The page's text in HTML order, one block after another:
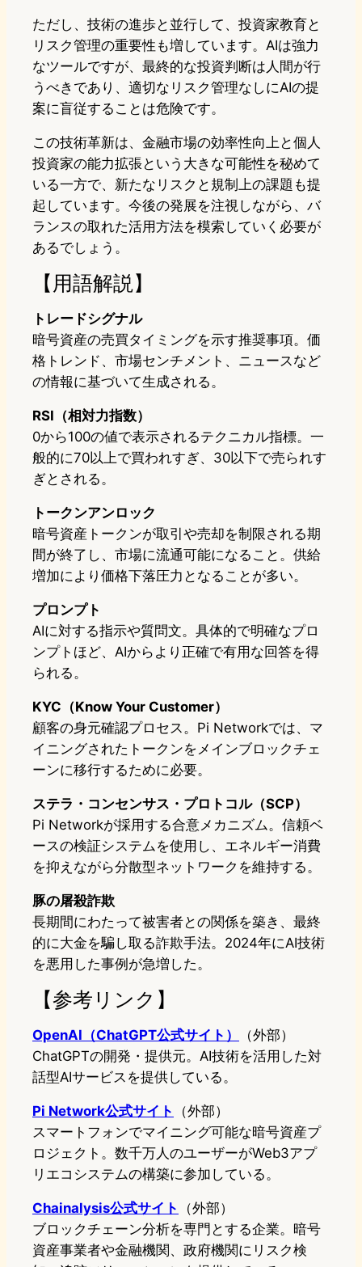
ただし、技術の進歩と並行して、投資家教育と
リスク管理の重要性も増しています。AIは強力
なツールですが、最終的な投資判断は人間が行
うべきであり、適切なリスク管理なしにAIの提
案に盲従することは危険です。
この技術革新は、金融市場の効率性向上と個人
投資家の能力拡張という大きな可能性を秘めて
いる一方で、新たなリスクと規制上の課題も提
起しています。今後の発展を注視しながら、バ
ランスの取れた活用方法を模索していく必要が
あるでしょう。
【用語解説】
トレードシグナル
暗号資産の売買タイミングを示す推奨事項。価
格トレンド、市場センチメント、ニュースなど
の情報に基づいて生成される。
RSI（相対力指数）
0から100の値で表示されるテクニカル指標。一
般的に70以上で買われすぎ、30以下で売られす
ぎとされる。
トークンアンロック
暗号資産トークンが取引や売却を制限される期
間が終了し、市場に流通可能になること。供給
増加により価格下落圧力となることが多い。
プロンプト
AIに対する指示や質問文。具体的で明確なプロ
ンプトほど、AIからより正確で有用な回答を得
られる。
KYC（Know Your Customer）
顧客の身元確認プロセス。Pi Networkでは、マ
イニングされたトークンをメインブロックチェ
ーンに移行するために必要。
ステラ・コンセンサス・プロトコル（SCP）
Pi Networkが採用する合意メカニズム。信頼ベ
ースの検証システムを使用し、エネルギー消費
を抑えながら分散型ネットワークを維持する。
豚の屠殺詐欺
長期間にわたって被害者との関係を築き、最終
的に大金を騙し取る詐欺手法。2024年にAI技術
を悪用した事例が急増した。
【参考リンク】
OpenAI（ChatGPT公式サイト）
（外部）
ChatGPTの開発・提供元。AI技術を活用した対
話型AIサービスを提供している。
Pi Network公式サイト
（外部）
スマートフォンでマイニング可能な暗号資産プ
ロジェクト。数千万人のユーザーがWeb3アプ
リエコシステムの構築に参加している。
Chainalysis公式サイト
（外部）
ブロックチェーン分析を専門とする企業。暗号
資産事業者や金融機関、政府機関にリスク検